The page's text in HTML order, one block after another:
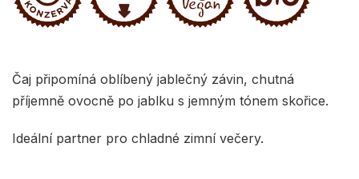
Čaj připomíná oblíbený jablečný závin, chutná
příjemně ovocně po jablku s jemným tónem skořice.
Ideální partner pro chladné zimní večery.